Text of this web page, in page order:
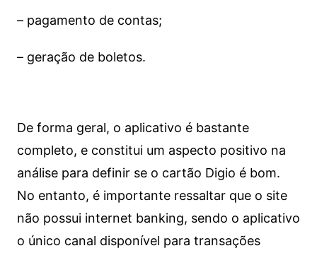
– pagamento de contas;
– geração de boletos.
De forma geral, o aplicativo é bastante
completo, e constitui um aspecto positivo na
análise para definir se o cartão Digio é bom.
No entanto, é importante ressaltar que o site
não possui internet banking, sendo o aplicativo
o único canal disponível para transações